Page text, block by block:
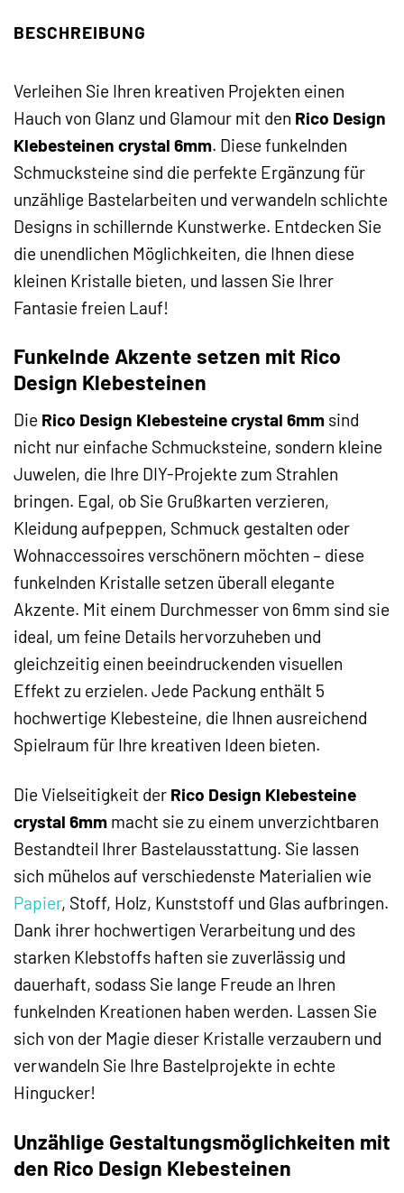
BESCHREIBUNG
Verleihen Sie Ihren kreativen Projekten einen
Hauch von Glanz und Glamour mit den Rico Design
Klebesteinen crystal 6mm. Diese funkelnden
Schmucksteine sind die perfekte Ergänzung für
unzählige Bastelarbeiten und verwandeln schlichte
Designs in schillernde Kunstwerke. Entdecken Sie
die unendlichen Möglichkeiten, die Ihnen diese
kleinen Kristalle bieten, und lassen Sie Ihrer
Fantasie freien Lauf!
Funkelnde Akzente setzen mit Rico
Design Klebesteinen
Die Rico Design Klebesteine crystal 6mm sind
nicht nur einfache Schmucksteine, sondern kleine
Juwelen, die Ihre DIY-Projekte zum Strahlen
bringen. Egal, ob Sie Grußkarten verzieren,
Kleidung aufpeppen, Schmuck gestalten oder
Wohnaccessoires verschönern möchten – diese
funkelnden Kristalle setzen überall elegante
Akzente. Mit einem Durchmesser von 6mm sind sie
ideal, um feine Details hervorzuheben und
gleichzeitig einen beeindruckenden visuellen
Effekt zu erzielen. Jede Packung enthält 5
hochwertige Klebesteine, die Ihnen ausreichend
Spielraum für Ihre kreativen Ideen bieten.
Die Vielseitigkeit der Rico Design Klebesteine
crystal 6mm macht sie zu einem unverzichtbaren
Bestandteil Ihrer Bastelausstattung. Sie lassen
sich mühelos auf verschiedenste Materialien wie
Papier, Stoff, Holz, Kunststoff und Glas aufbringen.
Dank ihrer hochwertigen Verarbeitung und des
starken Klebstoffs haften sie zuverlässig und
dauerhaft, sodass Sie lange Freude an Ihren
funkelnden Kreationen haben werden. Lassen Sie
sich von der Magie dieser Kristalle verzaubern und
verwandeln Sie Ihre Bastelprojekte in echte
Hingucker!
Unzählige Gestaltungsmöglichkeiten mit
den Rico Design Klebesteinen